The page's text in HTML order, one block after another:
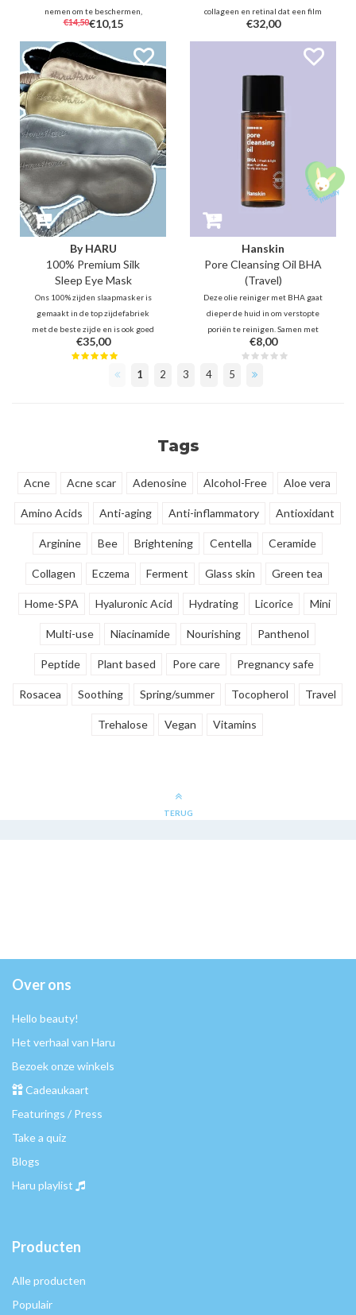
nemen om te beschermen,
hydrateren en kalmeren. Naast
UV-bescherming kalmeert en
voedt het zonnekussen ook de
huid dankzij het aloë- en
vitaminecomplex.
€14,50€10,15
collageen en retinal dat een film
vormt voor een liftend effect. Het
verkleint poriën en hydrateert
intensief terwijl het opdroogt.
Geniet van een stevigere,
gehydrateerde huid met deze
€32,00
By HARU
100% Premium Silk
Sleep Eye Mask
Ons 100% zijden slaapmasker is
gemaakt in de top zijdefabriek
met de beste zijde en is ook goed
opgevuld met zijde waardoor het
zeer zacht en ademend is op de
huid. Het blokkeert het licht voor
€35,00
Hanskin
Pore Cleansing Oil BHA
(Travel)
Deze olie reiniger met BHA gaat
dieper de huid in om verstopte
poriën te reinigen. Samen met
botanische oliën zal deze
verfrissende cleansing oil
onzuiverheden, mee-eters en
€8,00
1 2 3 4 5
Tags
Acne Acne scar Adenosine Alcohol-Free Aloe vera
Amino Acids Anti-aging Anti-inflammatory Antioxidant
Arginine Bee Brightening Centella Ceramide
Collagen Eczema Ferment Glass skin Green tea
Home-SPA Hyaluronic Acid Hydrating Licorice Mini
Multi-use Niacinamide Nourishing Panthenol
Peptide Plant based Pore care Pregnancy safe
Rosacea Soothing Spring/summer Tocopherol Travel
Trehalose Vegan Vitamins
TERUG
Over ons
Hello beauty!
Het verhaal van Haru
Bezoek onze winkels
Cadeaukaart
Featurings / Press
Take a quiz
Blogs
Haru playlist
Producten
Alle producten
Populair